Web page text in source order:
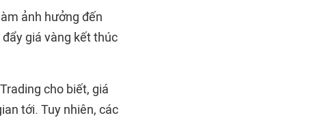
ảnh hưởng đến
giá vàng kết thúc
cho biết, giá
tới. Tuy nhiên, các